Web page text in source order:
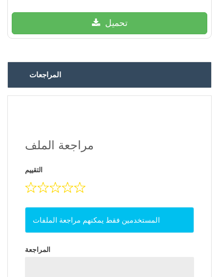
تحميل
المراجعات
مراجعة الملف
التقييم
المستخدمين فقط يمكنهم مراجعة الملفات
المراجعة